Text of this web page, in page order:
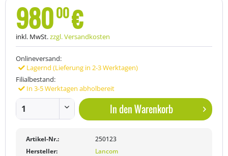
98000€
inkl. MwSt.zzgl. Versandkosten
Onlineversand:
Lagernd (Lieferung in 2-3 Werktagen)
Filialbestand:
In 3-5 Werktagen abholbereit
In denWarenkorb
Artikel-Nr.:
250123
Hersteller:
Lancom